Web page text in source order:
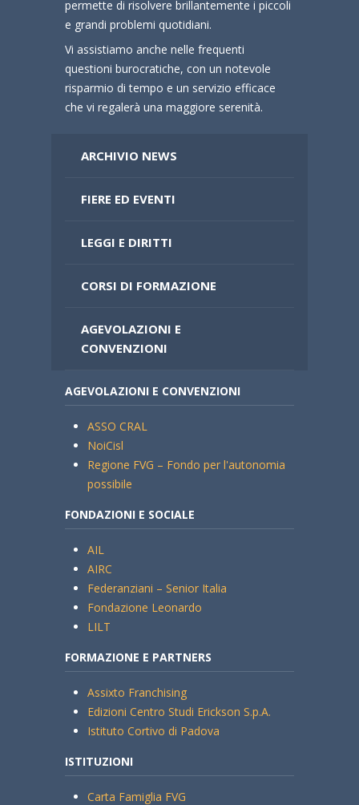
permette di risolvere brillantemente i piccoli
e grandi problemi quotidiani.
Vi assistiamo anche nelle frequenti
questioni burocratiche, con un notevole
risparmio di tempo e un servizio efficace
che vi regalerà una maggiore serenità.
ARCHIVIO NEWS
FIERE ED EVENTI
LEGGI E DIRITTI
CORSI DI FORMAZIONE
AGEVOLAZIONI E
CONVENZIONI
AGEVOLAZIONI E CONVENZIONI
ASSO CRAL
NoiCisl
Regione FVG – Fondo per l'autonomia
possibile
FONDAZIONI E SOCIALE
AIL
AIRC
Federanziani – Senior Italia
Fondazione Leonardo
LILT
FORMAZIONE E PARTNERS
Assixto Franchising
Edizioni Centro Studi Erickson S.p.A.
Istituto Cortivo di Padova
ISTITUZIONI
Carta Famiglia FVG